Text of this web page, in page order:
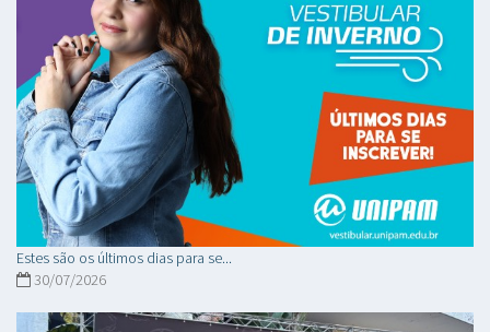
Estes são os últimos dias para se...
30/07/2026